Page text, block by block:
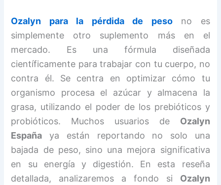
Ozalyn para la pérdida de pesono es
simplemente otro suplemento más en el
mercado. Es una fórmula diseñada
científicamente para trabajar con tu cuerpo, no
contra él. Se centra en optimizar cómo tu
organismo procesa el azúcar y almacena la
grasa, utilizando el poder de los prebióticos y
probióticos. Muchos usuarios de Ozalyn
España ya están reportando no solo una
bajada de peso, sino una mejora significativa
en su energía y digestión. En esta reseña
detallada, analizaremos a fondo si Ozalyn